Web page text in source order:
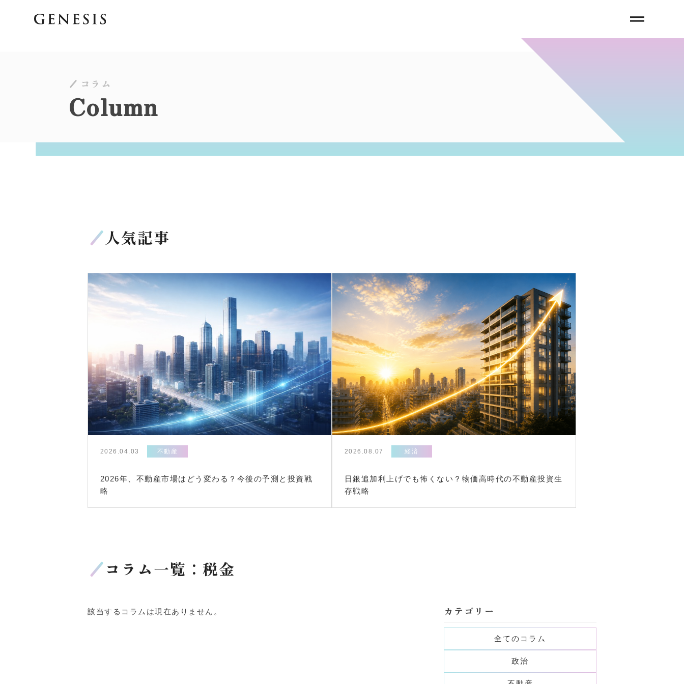
コラム
Column
人気記事
2026.04.03 不動産
2026年、不動産市場はどう変わる？今後の予測と投資戦
略
2026.08.07 経済
日銀追加利上げでも怖くない？物価高時代の不動産投資生
存戦略
コラム一覧：税金
該当するコラムは現在ありません。 カテゴリー
全てのコラム
政治